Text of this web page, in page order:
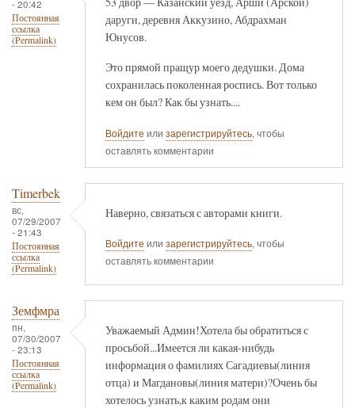
- 20:42
Постоянная
ссылка
(Permalink)
даруги, деревня Аккузино, Абдрахман
Юнусов.
Это прямой пращур моего дедушки. Дома
сохранилась поколенная роспись. Вот только
кем он был? Как бы узнать....
Войдите или зарегистрируйтесь, чтобы
оставлять комментарии
Timerbek
вс,
07/29/2007
- 21:43
Постоянная
ссылка
(Permalink)
Наверно, связаться с авторами книги.
Войдите или зарегистрируйтесь, чтобы
оставлять комментарии
Земфмра
пн,
07/30/2007
- 23:13
Постоянная
ссылка
(Permalink)
Уважаемый Админ!Хотела бы обратиться с
просьбой...Имеется ли какая-нибудь
информация о фамилиях Сагадиевы(линия
отца) и Магдановы(линия матери)?Очень бы
хотелось узнать,к каким родам они